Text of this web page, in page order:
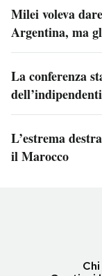
Milei voleva
Argentina, ma
La conferenza
L’estrema
il Marocco